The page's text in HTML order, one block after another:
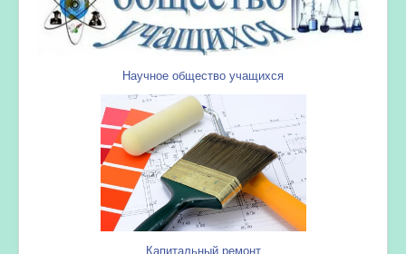
Научное общество учащихся
Капитальный ремонт